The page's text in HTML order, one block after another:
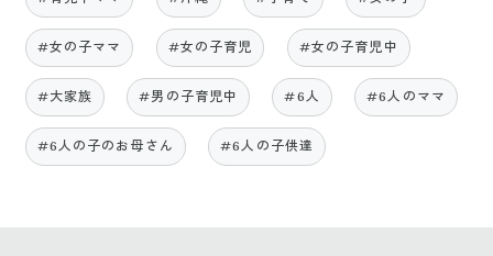
#女の子ママ #女の子育児 #女の子育児中
#大家族 #男の子育児中 #6人 #6人のママ
#6人の子のお母さん #6人の子供達